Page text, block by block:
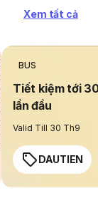
Xem tất cả
BUS
Tiết kiệm tới
lần đầu
Valid Till 30 Th9
DAUTIEN